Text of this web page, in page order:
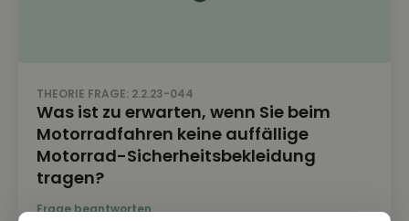
THEORIE FRAGE: 2.2.23-044
Was ist zu erwarten, wenn Sie beim
Motorradfahren keine auffällige
Motorrad-Sicherheitsbekleidung
tragen?